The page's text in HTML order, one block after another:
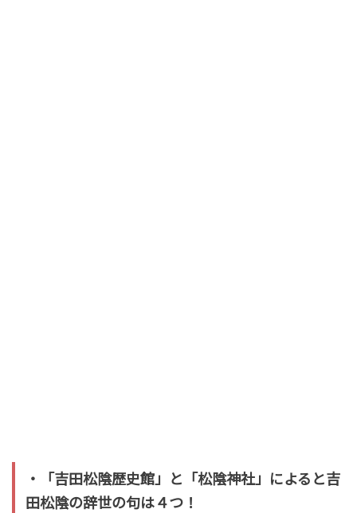
・「吉田松陰歴史館」と「松陰神社」によると吉
田松陰の辞世の句は４つ！